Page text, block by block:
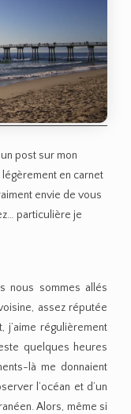
post sur mon
en carnet
envie de vous
particulière je
nous sommes allés
assez réputée
j’aime régulièrement
quelques heures
là me donnaient
l’océan et d’un
Alors, même si